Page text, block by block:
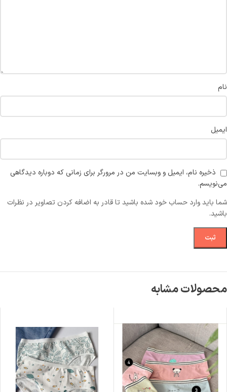
نام
ایمیل
ذخیره نام، ایمیل و وبسایت من در مرورگر برای زمانی که دوباره دیدگاهی
می‌نویسم.
شما باید وارد حساب خود شده باشید تا قادر به اضافه کردن تصاویر در نظرات
باشید.
محصولات مشابه